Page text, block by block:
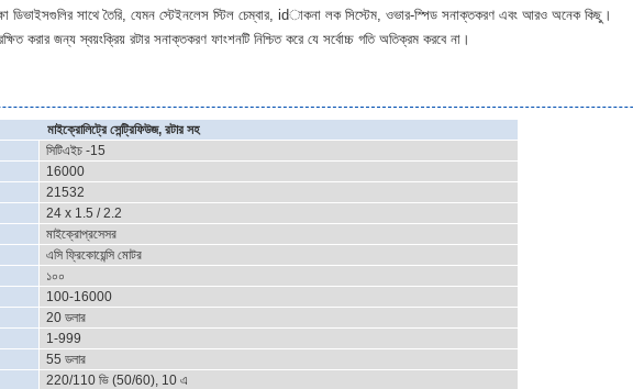
ডিভাইসগুলির সাথে তৈরি, যেমন স্টেইনলেস স্টিল চেম্বার, idাকনা লক সিস্টেম, ওভার-স্পিড সনাক্তকরণ এবং আরও অনেক কিছু।
করার জন্য স্বয়ংক্রিয় রটার সনাক্তকরণ ফাংশনটি নিশ্চিত করে যে সর্বোচ্চ গতি অতিক্রম করবে না।
মাইক্রোলিট্রে সেন্ট্রিফিউজ, রটার সহ
সিটিএইচ -15
16000
21532
24 x 1.5 / 2.2
মাইক্রোপ্রসেসর
এসি ফ্রিকোয়েন্সি মোটর
১০০
100-16000
20 ডলার
1-999
55 ডলার
220/110 ভি (50/60), 10 এ